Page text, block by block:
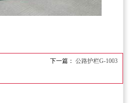
下一篇： 公路护栏G-1003